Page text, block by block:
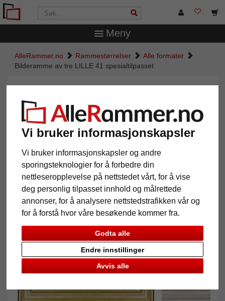
Vi bruker informasjonskapsler
Vi bruker informasjonskapsler og andre
sporingsteknologier for å forbedre din
nettleseropplevelse på nettstedet vårt, for å vise
deg personlig tilpasset innhold og målrettede
annonser, for å analysere nettstedstrafikken vår og
for å forstå hvor våre besøkende kommer fra.
Godta alle
Avvis alle
Endre innstillinger
Meny
AlleRammer.no Rammestørrelser
Alle formater
Bilderamme av tre LILLE 41 spesialtilpasset
Bilderamme av tre LILLE 41
spesialtilpasset